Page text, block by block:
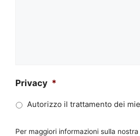
Privacy *
Autorizzo il trattamento dei
Per maggiori informazioni sulla